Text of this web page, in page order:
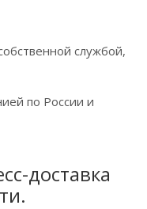
службой,
по России и
доставка